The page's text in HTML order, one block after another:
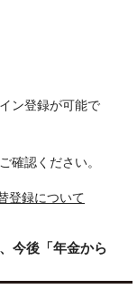
ン登録が可能で
確認ください。
登録について
今後「年金から